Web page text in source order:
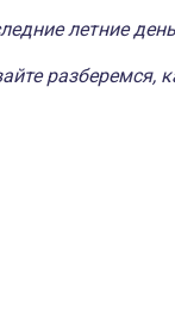
летние
разберемся,